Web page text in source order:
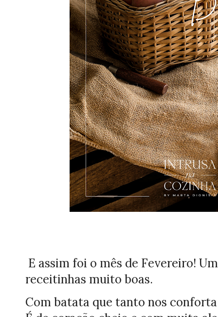
E assim foi o mês de Fevereiro!
receitinhas muito boas.
Com batata que tanto nos